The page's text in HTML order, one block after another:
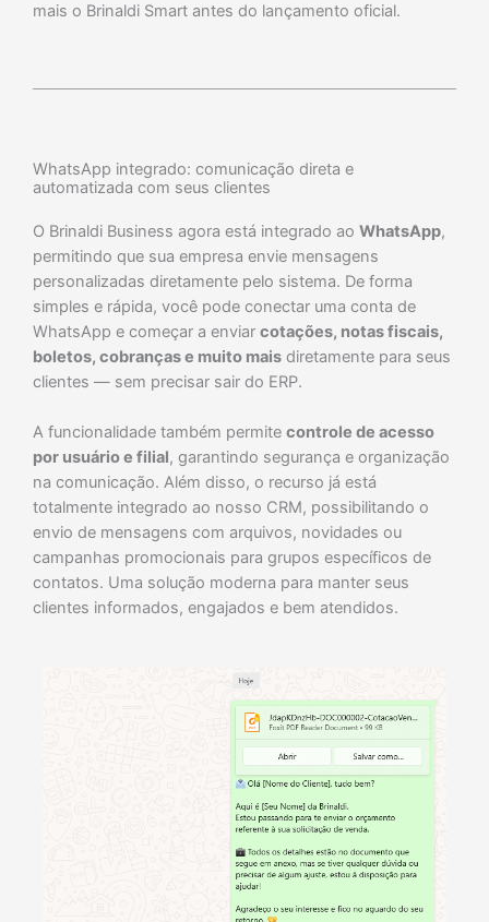
mais o Brinaldi Smart antes do lançamento oficial.
WhatsApp integrado: comunicação direta e
automatizada com seus clientes
O Brinaldi Business agora está integrado ao WhatsApp,
permitindo que sua empresa envie mensagens
personalizadas diretamente pelo sistema. De forma
simples e rápida, você pode conectar uma conta de
WhatsApp e começar a enviar cotações, notas fiscais,
boletos, cobranças e muito mais diretamente para seus
clientes — sem precisar sair do ERP.
A funcionalidade também permite controle de acesso
por usuário e filial, garantindo segurança e organização
na comunicação. Além disso, o recurso já está
totalmente integrado ao nosso CRM, possibilitando o
envio de mensagens com arquivos, novidades ou
campanhas promocionais para grupos específicos de
contatos. Uma solução moderna para manter seus
clientes informados, engajados e bem atendidos.